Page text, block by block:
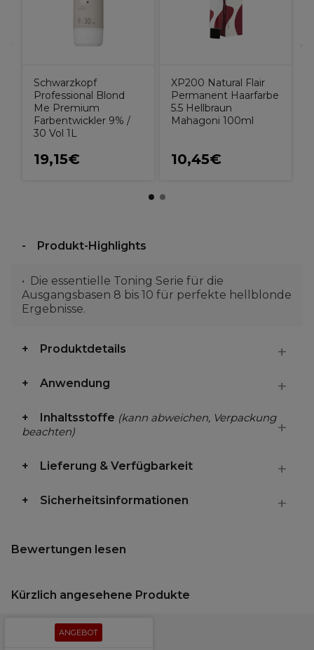
Schwarzkopf
Professional Blond
Me Premium
Farbentwickler 9% /
30 Vol 1L
19,15€
XP200 Natural Flair
Permanent Haarfarbe
5.5 Hellbraun
Mahagoni 100ml
10,45€
Produkt-Highlights
Die essentielle Toning Serie für die
Ausgangsbasen 8 bis 10 für perfekte hellblonde
Ergebnisse.
Produktdetails
Anwendung
Inhaltsstoffe (kann abweichen, Verpackung
beachten)
Lieferung & Verfügbarkeit
Sicherheitsinformationen
Bewertungen lesen
Kürzlich angesehene Produkte
ANGEBOT